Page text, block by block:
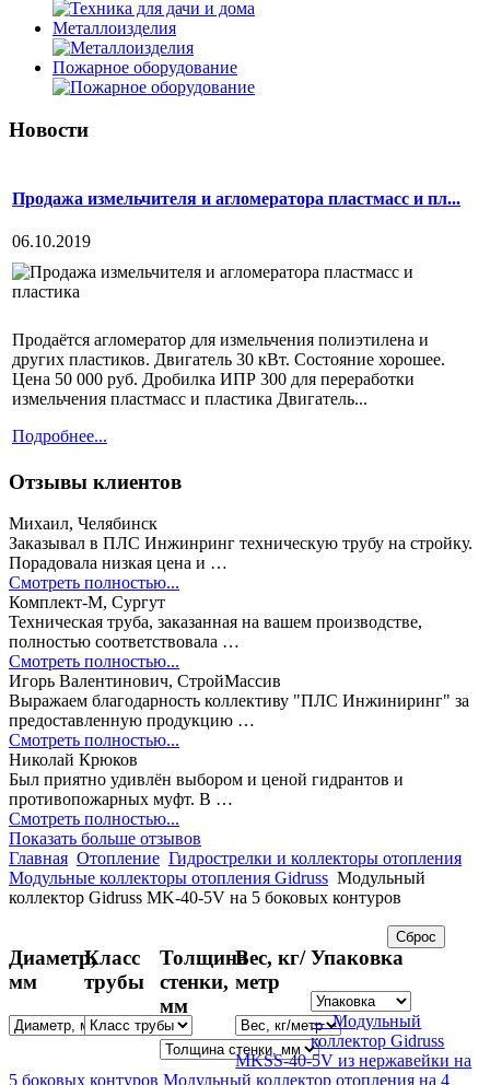
Металлоизделия
Пожарное оборудование
Новости
Продажа измельчителя и агломератора пластмасс и пл...
06.10.2019
Продаётся агломератор для измельчения полиэтилена и
других пластиков. Двигатель 30 кВт. Состояние хорошее.
Цена 50 000 руб. Дробилка ИПР 300 для переработки
измельчения пластмасс и пластика Двигатель...
Подробнее...
Отзывы клиентов
Михаил, Челябинск
Заказывал в ПЛС Инжинринг техническую трубу на стройку.
Порадовала низкая цена и …
Смотреть полностью...
Комплект-М, Сургут
Техническая труба, заказанная на вашем производстве,
полностью соответствовала …
Смотреть полностью...
Игорь Валентинович, СтройМассив
Выражаем благодарность коллективу "ПЛС Инжиниринг" за
предоставленную продукцию …
Смотреть полностью...
Николай Крюков
Был приятно удивлён выбором и ценой гидрантов и
противопожарных муфт. В …
Смотреть полностью...
Показать больше отзывов
Главная Отопление Гидрострелки и коллекторы отопления
Модульные коллекторы отопления Gidruss Модульный
коллектор Gidruss MK-40-5V на 5 боковых контуров
Диаметр,
мм
Класс
трубы
Толщина
стенки,
мм
Вес, кг/
метр
Упаковка
← Модульный
коллектор Gidruss
MKSS-40-5V из нержавейки на
5 боковых контуров Модульный коллектор отопления на 4